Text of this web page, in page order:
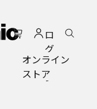
ロ
グ
イ
ン
オンライン
ストア